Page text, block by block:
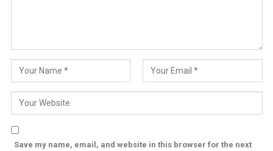
Save my name, email, and website in this browser for the next